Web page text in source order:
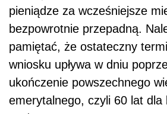
pieniądze za wcześniejsze
bezpowrotnie przepadną.
pamiętać, że ostateczny
wniosku upływa w dniu
ukończenie powszechnego
emerytalnego, czyli 60 lat dla